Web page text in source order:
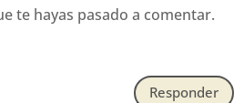
te hayas pasado a comentar.
Responder